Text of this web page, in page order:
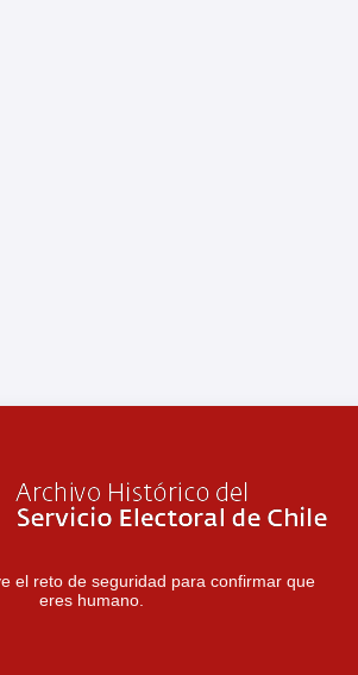
el reto de seguridad para confirmar que
eres humano.